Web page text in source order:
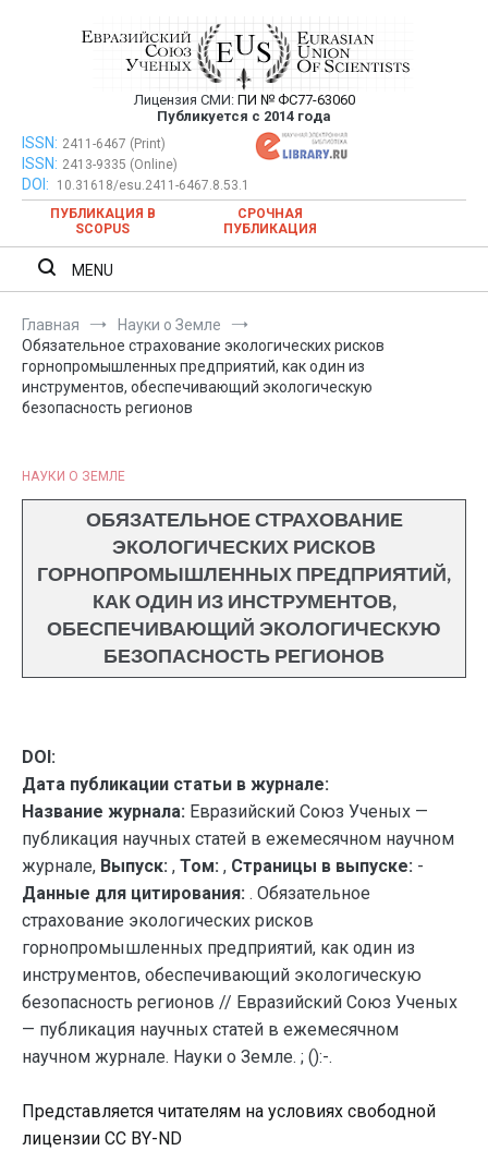
Евразийский Союз Ученых —
публикация научных статей в
ежемесячном научном журнале
Лицензия СМИ: ПИ № ФС77-63060
Публикуется с 2014 года
Евразийский Союз Ученых — публикация научных статей в
ежемесячном научном журнале
ISSN: 2411-6467 (Print)
ISSN: 2413-9335 (Online)
DOI:
10.31618/esu.2411-6467.8.53.1
ПУБЛИКАЦИЯ В
SCOPUS
СРОЧНАЯ
ПУБЛИКАЦИЯ
MENU
Главная
Науки о Земле
Обязательное страхование экологических рисков
горнопромышленных предприятий, как один из
инструментов, обеспечивающий экологическую
безопасность регионов
НАУКИ О ЗЕМЛЕ
ОБЯЗАТЕЛЬНОЕ СТРАХОВАНИЕ
ЭКОЛОГИЧЕСКИХ РИСКОВ
ГОРНОПРОМЫШЛЕННЫХ ПРЕДПРИЯТИЙ,
КАК ОДИН ИЗ ИНСТРУМЕНТОВ,
ОБЕСПЕЧИВАЮЩИЙ ЭКОЛОГИЧЕСКУЮ
БЕЗОПАСНОСТЬ РЕГИОНОВ
DOI:
Дата публикации статьи в журнале:
Название журнала: Евразийский Союз Ученых —
публикация научных статей в ежемесячном научном
журнале, Выпуск: , Том: , Страницы в выпуске: -
Данные для цитирования: . Обязательное
страхование экологических рисков
горнопромышленных предприятий, как один из
инструментов, обеспечивающий экологическую
безопасность регионов // Евразийский Союз Ученых
— публикация научных статей в ежемесячном
научном журнале. Науки о Земле. ; ():-.
Представляется читателям на условиях свободной
лицензии CC BY-ND